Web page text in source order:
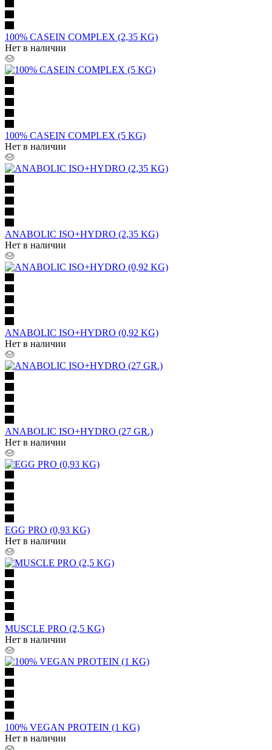
100% CASEIN COMPLEX (2,35 KG)
Нет в наличии
100% CASEIN COMPLEX (5 KG)
Нет в наличии
ANABOLIC ISO+HYDRO (2,35 KG)
Нет в наличии
ANABOLIC ISO+HYDRO (0,92 KG)
Нет в наличии
ANABOLIC ISO+HYDRO (27 GR.)
Нет в наличии
EGG PRO (0,93 KG)
Нет в наличии
MUSCLE PRO (2,5 KG)
Нет в наличии
100% VEGAN PROTEIN (1 KG)
Нет в наличии